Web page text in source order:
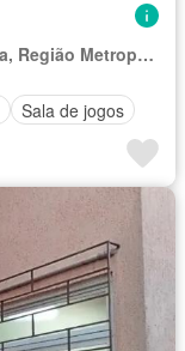
Região Geográfica Imediata de Curitiba, Região Metropolitana de Curitiba
Sala de jogos